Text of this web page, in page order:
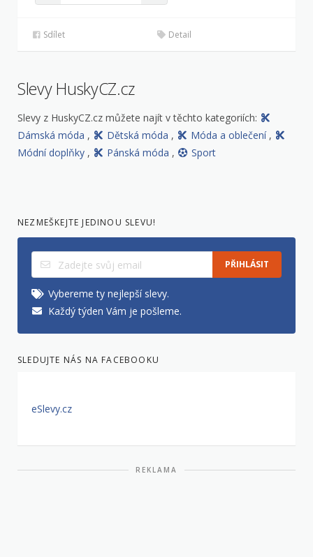
Sdílet Detail
Slevy HuskyCZ.cz
Slevy z HuskyCZ.cz můžete najít v těchto kategoriích:
Dámská móda , Dětská móda , Móda a oblečení ,
Módní doplňky , Pánská móda , Sport
NEZMEŠKEJTE JEDINOU SLEVU!
PŘIHLÁSIT
Vybereme ty nejlepší slevy.
Každý týden Vám je pošleme.
SLEDUJTE NÁS NA FACEBOOKU
eSlevy.cz
REKLAMA